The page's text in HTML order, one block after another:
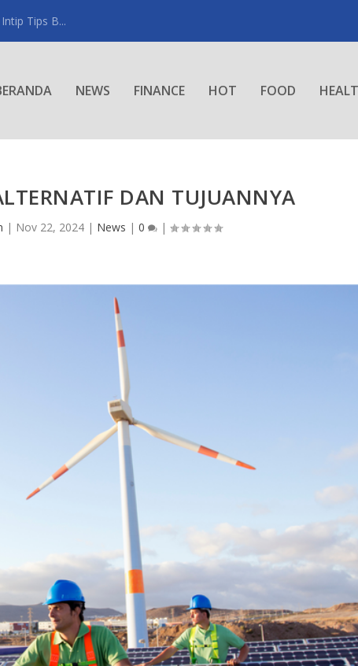
Tips B...
NEWS FINANCE HOT FOOD
DAN TUJUANNYA
| Nov 22, 2024 | News |0 |